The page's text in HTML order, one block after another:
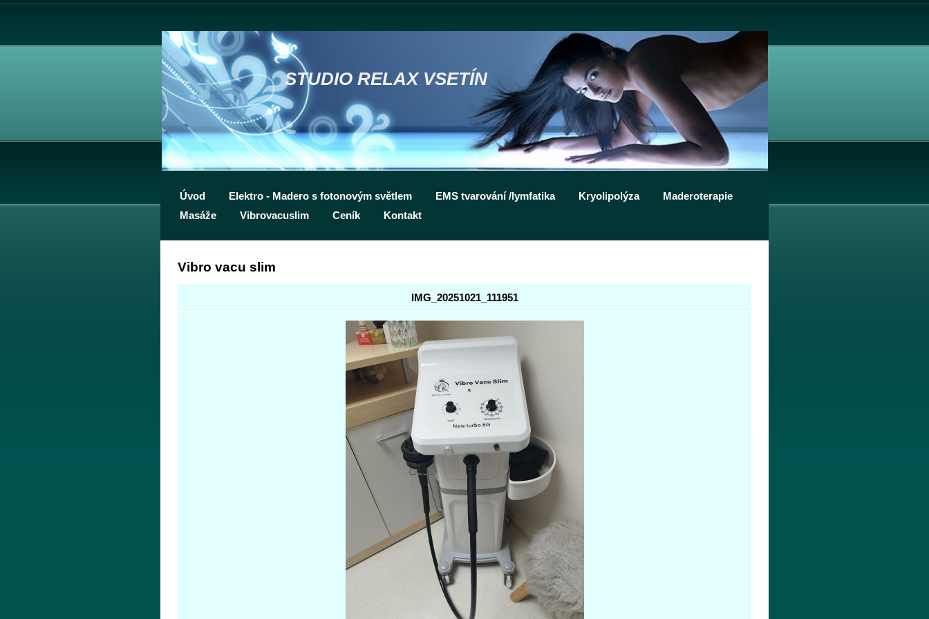
STUDIO RELAX VSETÍN
Úvod Elektro - Madero s fotonovým světlem EMS tvarování /lymfatika Kryolipolýza
Maderoterapie
Masáže
Vibrovacuslim Ceník Kontakt
Vibro vacu slim
IMG_20251021_111951